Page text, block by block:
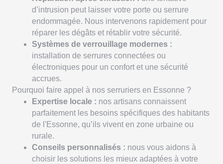
d’intrusion peut laisser votre porte ou serrure
endommagée. Nous intervenons rapidement pour
réparer les dégâts et rétablir votre sécurité.
Systèmes de verrouillage modernes :
installation de serrures connectées ou
électroniques pour un confort et une sécurité
accrues.
Pourquoi faire appel à nos serruriers en Essonne ?
Expertise locale : nos artisans connaissent
parfaitement les besoins spécifiques des habitants
de l'Essonne, qu’ils vivent en zone urbaine ou
rurale.
Conseils personnalisés : nous vous aidons à
choisir les solutions les mieux adaptées à votre